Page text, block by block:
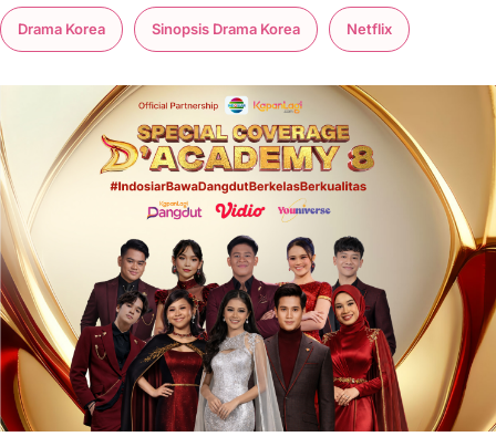
Drama Korea Sinopsis Drama Korea Netflix